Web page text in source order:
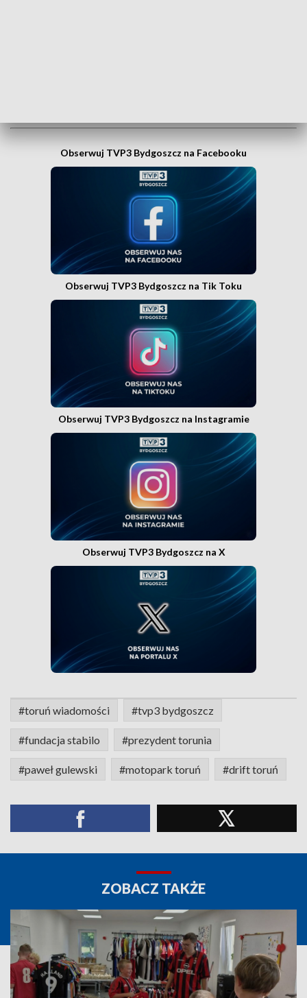
Obserwuj TVP3 Bydgoszcz na Facebooku
Obserwuj TVP3 Bydgoszcz na Tik Toku
Obserwuj TVP3 Bydgoszcz na Instagramie
Obserwuj TVP3 Bydgoszcz na X
#toruń wiadomości #tvp3 bydgoszcz
#fundacja stabilo #prezydent torunia
#paweł gulewski #motopark toruń #drift toruń
ZOBACZ TAKŻE